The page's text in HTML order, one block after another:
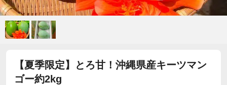
【夏季限定】とろ甘！沖縄県産キーツマン
ゴー約2kg